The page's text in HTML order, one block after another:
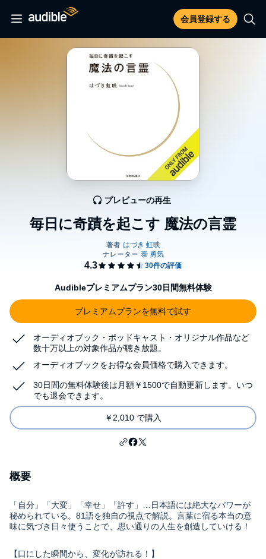
会員登録する
毎日に奇蹟を起こす 魔法の言霊
プレビューの再生
Audibleプレミアムプラン30日間無料体験
プレミアムプランを無料で試す
オーディオブック・ポッドキャスト・オリジナル作品など
数十万以上の対象作品が聴き放題。
オーディオブックをお得な会員価格で購入できます。
30日間の無料体験後は月額￥1500で自動更新します。いつ
でも退会できます。
￥2,010 で購入
概要
「自分」「大変」「幸せ」「許す」…日本語には絶大なパワーが
秘められている。81語を独自の視点で解説。言葉に宿る本当の意
味に気づき日々使うことで、思い通りの人生を創造していける！
【口にした瞬間から、変化が訪れる！】